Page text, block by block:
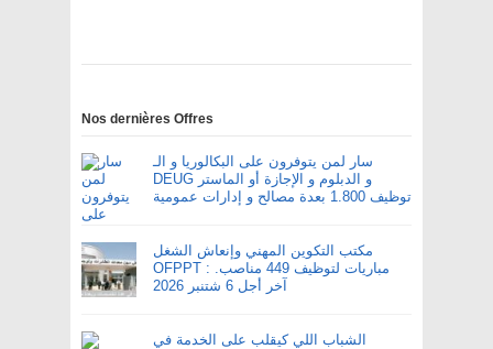
Nos dernières Offres
سار لمن يتوفرون على البكالوريا و الـ
DEUG و الدبلوم و الإجازة أو الماستر
توظيف 1.800 بعدة مصالح و إدارات عمومية
مكتب التكوين المهني وإنعاش الشغل
OFPPT : مباريات لتوظيف 449 مناصب.
آخر أجل 6 شتنبر 2026
الشباب اللي كيقلب على الخدمة في